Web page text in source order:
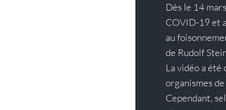
Dès le 14
COVID-19 et
au
de Rudolf
La vidéo a été
organismes
Cependant,